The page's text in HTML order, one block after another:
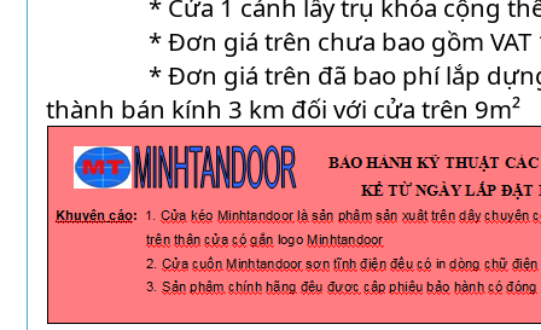
* Cửa 1 cánh lấy trụ khóa cộng
* Đơn giá trên chưa bao gồm VAT
* Đơn giá trên đã bao phí lắp dựng
thành bán kính 3 km đối với cửa trên 9m²